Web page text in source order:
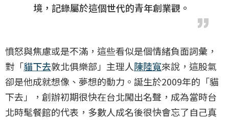
境，記錄屬於這個世代的青年創業觀。
憤怒與焦慮或是不滿，這些看似是個情緒負面詞彙，
對「貓下去敦北俱樂部」主理人陳陸寬來說，這股氣
卻是他成就想像、夢想的動力。誕生於2009年的「貓
下去」，創辦初期很快在台北闖出名聲，成為當時台
北時髦餐館的代表，多數人成名後很快會忘了自己真